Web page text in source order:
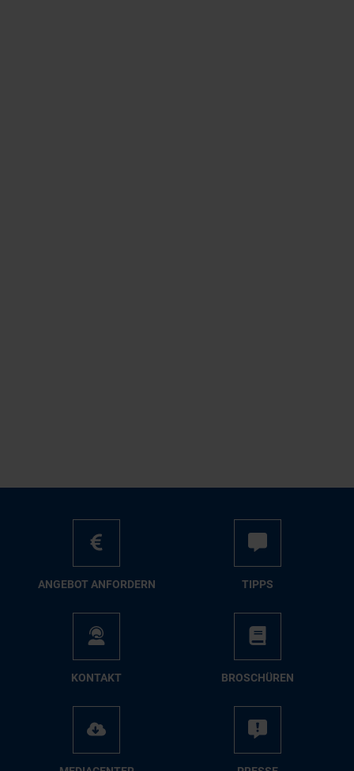
AN­GE­BOT AN­FOR­DERN TIPPS
KON­TAKT BRO­SCHÜ­REN